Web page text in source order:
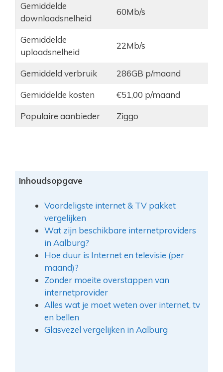
Gemiddelde
downloadsnelheid
60Mb/s
Gemiddelde
uploadsnelheid
22Mb/s
Gemiddeld verbruik 286GB p/maand
Gemiddelde kosten €51,00 p/maand
Populaire aanbieder Ziggo
Inhoudsopgave
Voordeligste internet & TV pakket
vergelijken
Wat zijn beschikbare internetproviders
in Aalburg?
Hoe duur is Internet en televisie (per
maand)?
Zonder moeite overstappen van
internetprovider
Alles wat je moet weten over internet, tv
en bellen
Glasvezel vergelijken in Aalburg